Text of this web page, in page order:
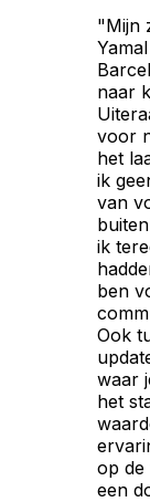
"Mijn
naar
voor
het
ik
van
ik
ben
Ook
waar
het
op de
een